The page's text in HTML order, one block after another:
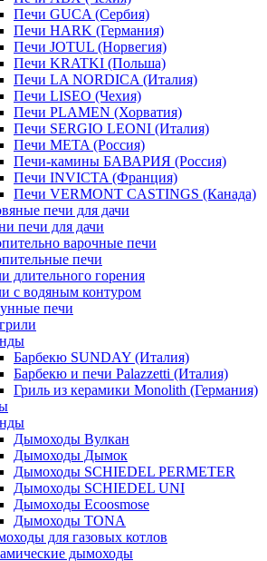
Печи GUCA (Сербия)
Печи HARK (Германия)
Печи JOTUL (Норвегия)
Печи KRATKI (Польша)
Печи LA NORDICA (Италия)
Печи LISEO (Чехия)
Печи PLAMEN (Хорватия)
Печи SERGIO LEONI (Италия)
Печи META (Россия)
Печи-камины БАВАРИЯ (Россия)
Печи INVICTA (Франция)
Печи VERMONT CASTINGS (Канада)
печи для дачи
печи для дачи
варочные печи
печи
длительного горения
с водяным контуром
печи
Барбекю SUNDAY (Италия)
Барбекю и печи Palazzetti (Италия)
Гриль из керамики Monolith (Германия)
Дымоходы Вулкан
Дымоходы Дымок
Дымоходы SCHIEDEL PERMETER
Дымоходы SCHIEDEL UNI
Дымоходы Ecoosmose
Дымоходы TONA
для газовых котлов
дымоходы